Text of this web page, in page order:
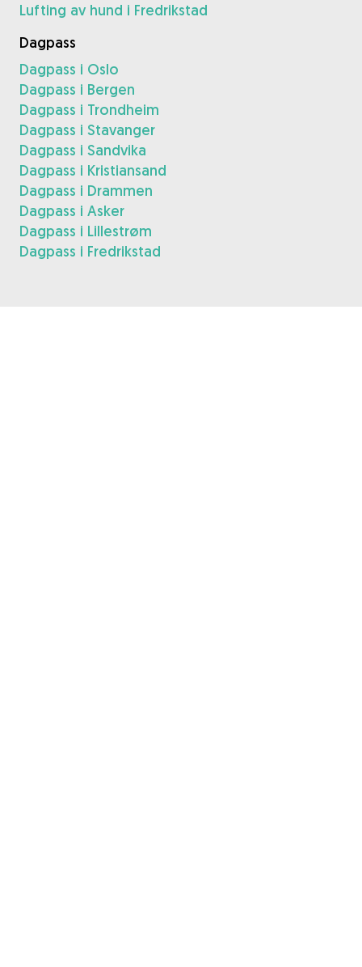
Lufting av hund i Fredrikstad
Dagpass
Dagpass i Oslo
Dagpass i Bergen
Dagpass i Trondheim
Dagpass i Stavanger
Dagpass i Sandvika
Dagpass i Kristiansand
Dagpass i Drammen
Dagpass i Asker
Dagpass i Lillestrøm
Dagpass i Fredrikstad